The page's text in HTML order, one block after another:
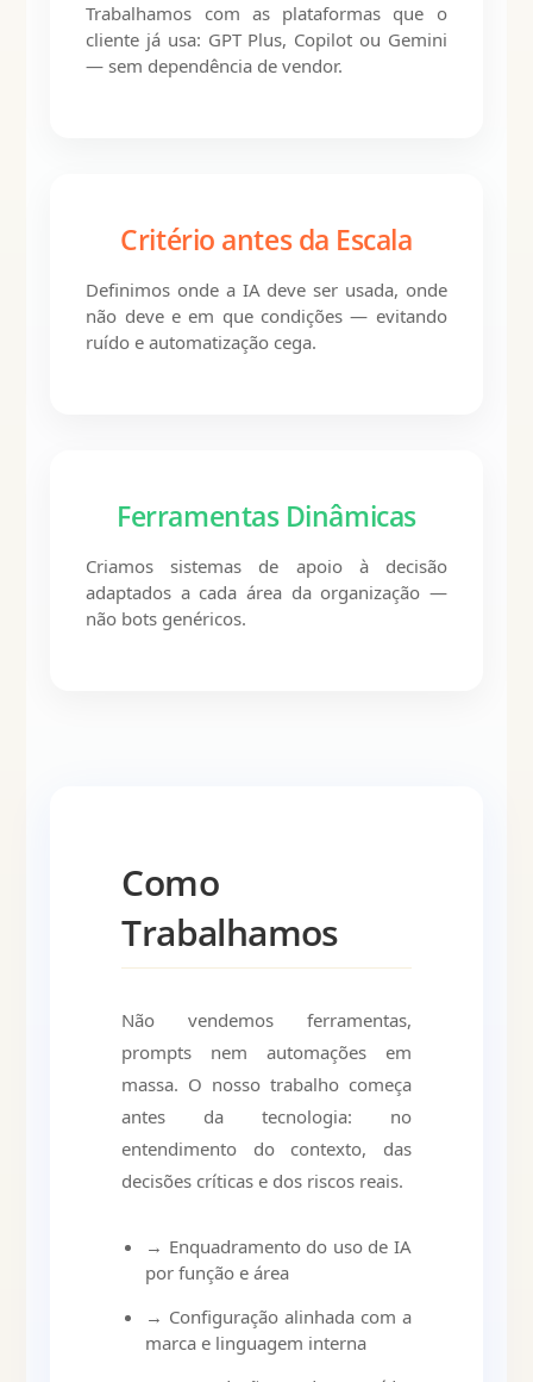
Trabalhamos com as plataformas que o
cliente já usa: GPT Plus, Copilot ou Gemini
— sem dependência de vendor.
Critério antes da Escala
Definimos onde a IA deve ser usada, onde
não deve e em que condições — evitando
ruído e automatização cega.
Ferramentas Dinâmicas
Criamos sistemas de apoio à decisão
adaptados a cada área da organização —
não bots genéricos.
Como
Trabalhamos
Não vendemos ferramentas,
prompts nem automações em
massa. O nosso trabalho começa
antes da tecnologia: no
entendimento do contexto, das
decisões críticas e dos riscos reais.
→ Enquadramento do uso de IA
por função e área
→ Configuração alinhada com a
marca e linguagem interna